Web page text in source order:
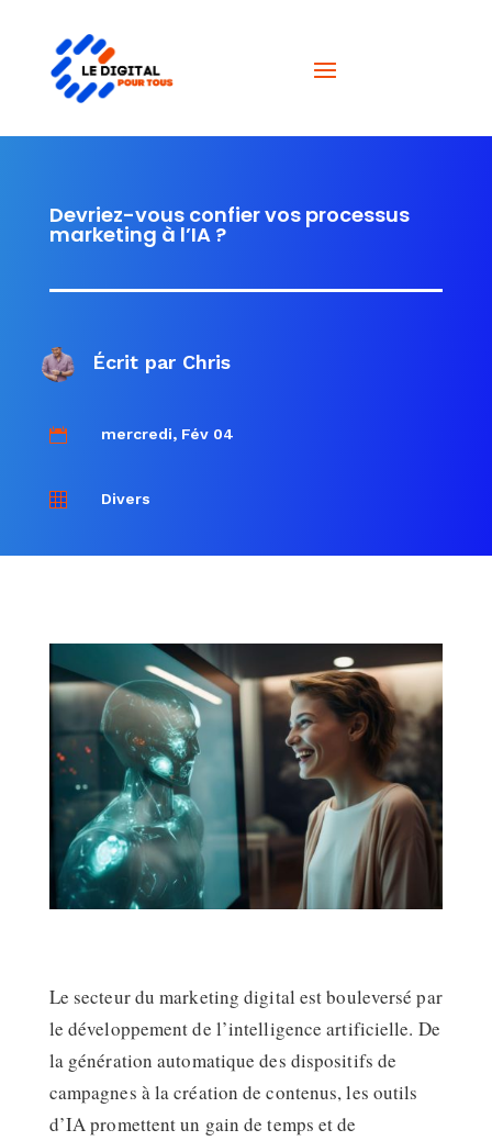
Devriez-vous confier vos processus
marketing à l’IA ?
Écrit par Chris
 mercredi, Fév 04
 Divers
Le secteur du marketing digital est bouleversé par
le développement de l’intelligence artificielle. De
la génération automatique des dispositifs de
campagnes à la création de contenus, les outils
d’IA promettent un gain de temps et de